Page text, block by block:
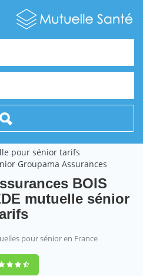
pour sénior tarifs
Groupama Assurances
BOIS
mutuelle sénior
pour sénior en France